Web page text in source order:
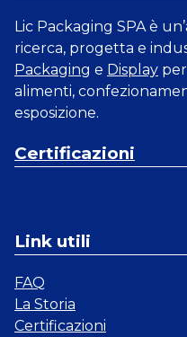
Lic Packaging SPA è
ricerca, progetta e
Packaging e Display
alimenti,
esposizione.
Certificazioni
Link utili
FAQ
La Storia
Certificazioni